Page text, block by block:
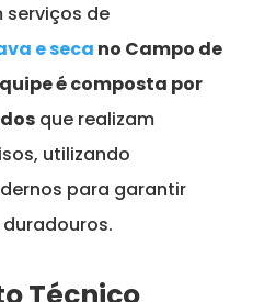
serviços de
e seca no Campo de
é composta por
que realizam
utilizando
para garantir